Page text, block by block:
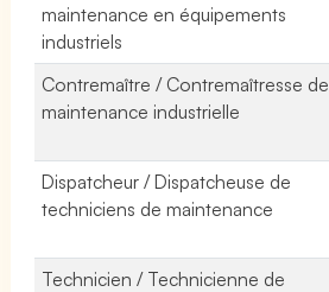
maintenance en équipements
industriels
Contremaître / Contremaîtresse de
maintenance industrielle
Dispatcheur / Dispatcheuse de
techniciens de maintenance
Technicien / Technicienne de